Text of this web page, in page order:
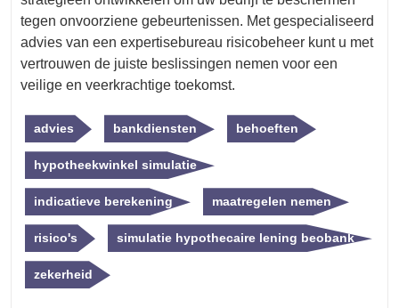
tegen onvoorziene gebeurtenissen. Met gespecialiseerd
advies van een expertisebureau risicobeheer kunt u met
vertrouwen de juiste beslissingen nemen voor een
veilige en veerkrachtige toekomst.
advies bankdiensten behoeften
hypotheekwinkel simulatie
indicatieve berekening maatregelen nemen
risico's simulatie hypothecaire lening beobank
zekerheid